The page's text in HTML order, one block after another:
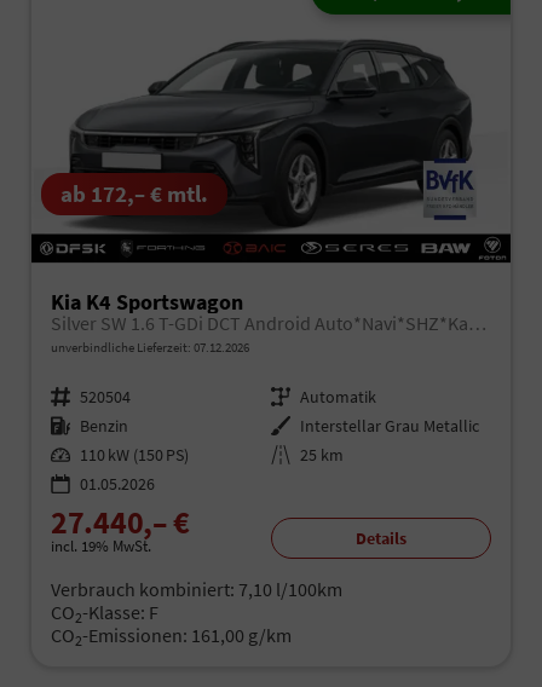
ab 172,– € mtl.
Kia K4 Sportswagon
Silver SW 1.6 T-GDi DCT Android Auto*Navi*SHZ*Kamera*ACC*Keyless*2Z Klimaauto*
unverbindliche Lieferzeit: 07.12.2026
Fahrzeugnr. 520504 Getriebe Automatik
Kraftstoff Benzin Außenfarbe Interstellar Grau Metallic
Leistung 110 kW (150 PS) Kilometerstand 25 km
01.05.2026
27.440,– €
incl. 19% MwSt. Details
Verbrauch kombiniert: 7,10 l/100km
CO2-Klasse: F
CO2-Emissionen: 161,00 g/km